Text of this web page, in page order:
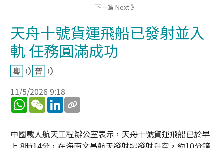
下一篇 Next 》
天舟十號貨運飛船已發射並入
軌 任務圓滿成功
11/5/2026 9:18
WhatsApp
WeChatLinkedIn
中國載人航天工程辦公室表示，天舟十號貨運飛船已於早
上 8時14分，在海南文昌航天發射場發射升空，約10分鐘